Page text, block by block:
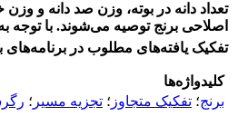
تعداد دانه در بوته، وزن صد دانه و
اصلاحی برنج توصیه می‌شوند. با توجه
تفکیک یافته‌های مطلوب در
کلیدواژه‌ها
برنج؛ تفکیک متجاوز ؛ تجزیه مسیر ؛